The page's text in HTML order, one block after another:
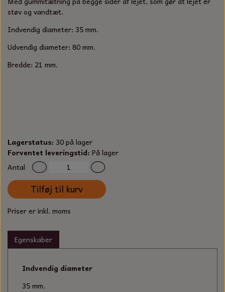
SORTIMENT
FORANKRING
OLIE TIL SMÅMOTORER & HAVEMASKINER
STARTSNOR OG TILBEHØR
UNIVERSAL KABLER OG TILBEHØR
UNIVERSAL REMSKIVER OG STYRERULLER
KNIVE OG TILBEHØR
FEDTPRESSER
støv og vandtæt.
Indvendig diameter: 35 mm.
Udvendig diameter: 80 mm.
Bredde: 21 mm.
Lagerstatus: 30 på lager
Forventet leveringstid: På lager
Antal
Tilføj til kurv
Priser er inkl. moms
Egenskaber
Indvendig diameter
35 mm.